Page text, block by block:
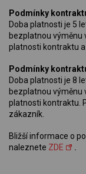
Podmínky
Doba platnosti je 5
bezplatnou výměnu
platnosti kontraktu a
Podmínky
Doba platnosti je 8
bezplatnou výměnu
platnosti kontraktu.
zákazník.
Bližší informace o
naleznete ZDE .